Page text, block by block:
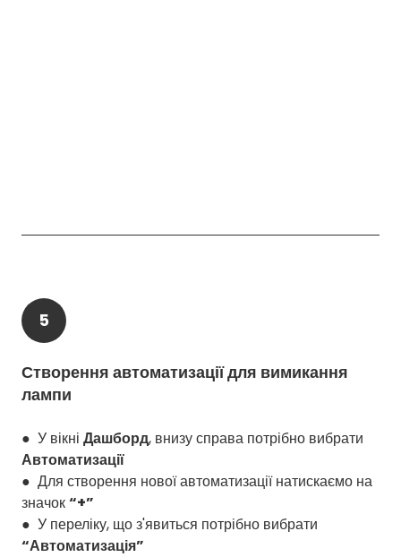
5
Створення автоматизації для вимикання
лампи
● У вікні Дашборд, внизу справа потрібно вибрати
Автоматизації
● Для створення нової автоматизації натискаємо на
значок“+”
● У переліку, що з'явиться потрібно вибрати
“Автоматизація”